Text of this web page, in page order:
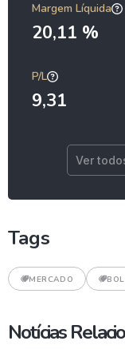
Margem Líquida
20,11 %
P/L
9,31
Ver
Tags
MERCADO
Notícias